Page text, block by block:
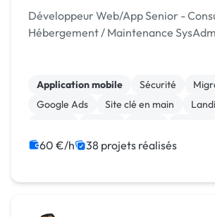
Développeur Web/App Senior -
Hébergement / Maintenance
Application mobile Sécurité
Google Ads
Site clé en main
60 €/h 38 projets réalisés